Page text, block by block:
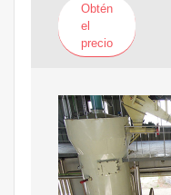
Obtén
el
precio